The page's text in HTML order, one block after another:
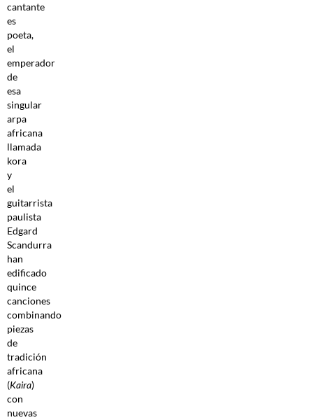
cantante
es
poeta,
el
emperador
de
esa
singular
arpa
africana
llamada
kora
y
el
guitarrista
paulista
Edgard
Scandurra
han
edificado
quince
canciones
combinando
piezas
de
tradición
africana
(Kaira)
con
nuevas